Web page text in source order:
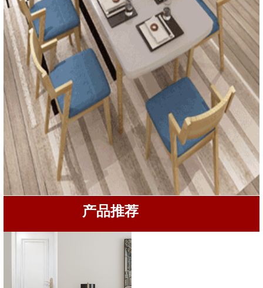
产品推荐